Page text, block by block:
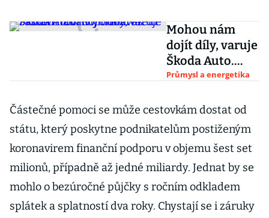
Mohou nám
dojít díly, varuje
Škoda Auto.
Koronavirus
dodavatelů
Průmysl a energetika
Částečné pomoci se může cestovkám dostat od
státu, který poskytne podnikatelům postiženým
koronavirem finanční podporu v objemu šest set
milionů, případně až jedné miliardy. Jednat by se
mohlo o bezúročné půjčky s ročním odkladem
splátek a splatností dva roky. Chystají se i záruky